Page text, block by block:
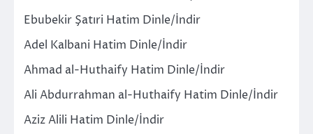
Ebubekir Şatıri Hatim Dinle/İndir
Adel Kalbani Hatim Dinle/İndir
Ahmad al-Huthaify Hatim Dinle/İndir
Ali Abdurrahman al-Huthaify Hatim Dinle/İndir
Aziz Alili Hatim Dinle/İndir